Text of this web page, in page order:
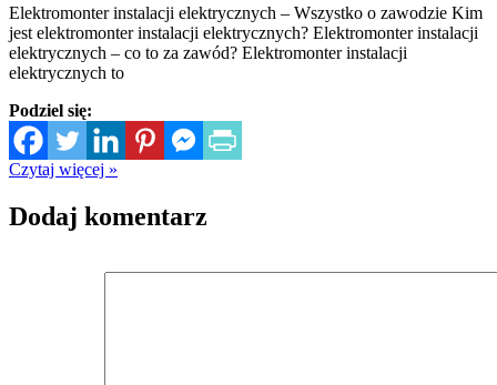
Elektromonter instalacji elektrycznych – Wszystko o zawodzie Kim
jest elektromonter instalacji elektrycznych? Elektromonter instalacji
elektrycznych – co to za zawód? Elektromonter instalacji
elektrycznych to
Podziel się:
Czytaj więcej »
Dodaj komentarz